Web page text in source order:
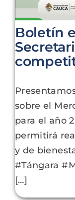
Boletín
sobre el
para el año
permitirá
y de
#Tángara
[…]